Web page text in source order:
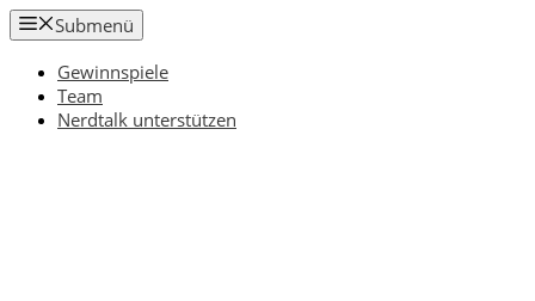
Zum
Inhalt
springen
Submenü
Gewinnspiele
Team
Nerdtalk unterstützen